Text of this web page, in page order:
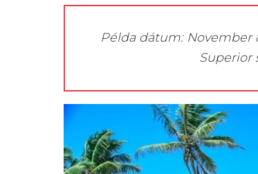
Példa dátum: November
Superior